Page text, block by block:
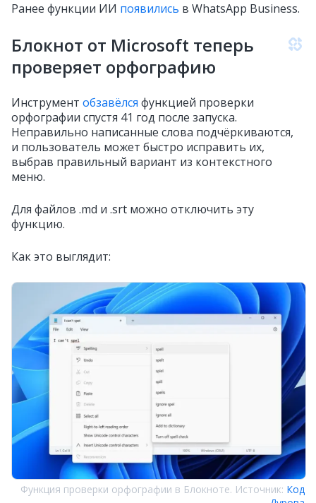
Ранее функции ИИ появились в WhatsApp Business.
Блокнот от Microsoft теперь
проверяет орфографию
Инструмент обзавёлся функцией проверки
орфографии спустя 41 год после запуска.
Неправильно написанные слова подчёркиваются,
и пользователь может быстро исправить их,
выбрав правильный вариант из контекстного
меню.
Для файлов .md и .srt можно отключить эту
функцию.
Как это выглядит:
Функция проверки орфографии в Блокноте. Источник: Код